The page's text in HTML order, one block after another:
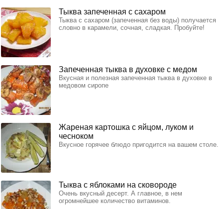
Тыква запеченная с сахаром
Тыква с сахаром (запеченная без воды) получается
словно в карамели, сочная, сладкая. Пробуйте!
Запеченная тыква в духовке с медом
Вкусная и полезная запеченная тыква в духовке в
медовом сиропе
Жареная картошка с яйцом, луком и
чесноком
Вкусное горячее блюдо пригодится на вашем столе.
Тыква с яблоками на сковороде
Очень вкусный десерт. А главное, в нем
огромнейшее количество витаминов.